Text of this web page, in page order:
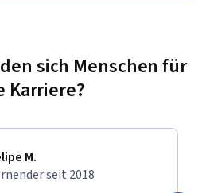
sich Menschen für
Karriere?
M.
seit 2018